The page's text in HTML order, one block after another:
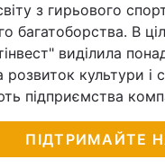
з гирьового
багатоборства. В
виділила
розвиток культури і
підприємства
ПІДТРИМАЙТЕ